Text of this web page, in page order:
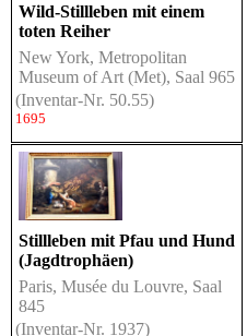
Wild-Stillleben mit einem
toten Reiher
New York, Metropolitan
Museum of Art (Met), Saal 965
(Inventar-Nr. 50.55)
1695
Stillleben mit Pfau und Hund
(Jagdtrophäen)
Paris, Musée du Louvre, Saal
845
(Inventar-Nr. 1937)